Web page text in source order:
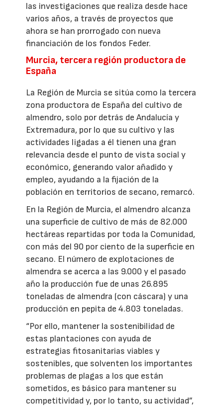
las investigaciones que realiza desde hace
varios años, a través de proyectos que
ahora se han prorrogado con nueva
financiación de los fondos Feder.
Murcia, tercera región productora de
España
La Región de Murcia se sitúa como la tercera
zona productora de España del cultivo de
almendro, solo por detrás de Andalucía y
Extremadura, por lo que su cultivo y las
actividades ligadas a él tienen una gran
relevancia desde el punto de vista social y
económico, generando valor añadido y
empleo, ayudando a la fijación de la
población en territorios de secano, remarcó.
En la Región de Murcia, el almendro alcanza
una superficie de cultivo de más de 82.000
hectáreas repartidas por toda la Comunidad,
con más del 90 por ciento de la superficie en
secano. El número de explotaciones de
almendra se acerca a las 9.000 y el pasado
año la producción fue de unas 26.895
toneladas de almendra (con cáscara) y una
producción en pepita de 4.803 toneladas.
“Por ello, mantener la sostenibilidad de
estas plantaciones con ayuda de
estrategias fitosanitarias viables y
sostenibles, que solventen los importantes
problemas de plagas a los que están
sometidos, es básico para mantener su
competitividad y, por lo tanto, su actividad”,